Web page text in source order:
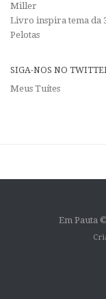
Miller
Livro inspira tema da
Pelotas
SIGA-NOS NO
Meus Tuítes
Em Pauta